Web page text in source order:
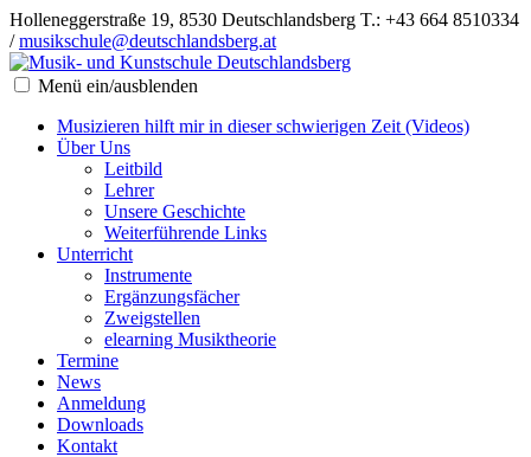
Holleneggerstraße 19, 8530 Deutschlandsberg T.: +43 664 8510334
/musikschule@deutschlandsberg.at
Menü ein/ausblenden
Musizieren hilft mir in dieser schwierigen Zeit (Videos)
Über Uns
Leitbild
Lehrer
Unsere Geschichte
Weiterführende Links
Unterricht
Instrumente
Ergänzungsfächer
Zweigstellen
elearning Musiktheorie
Termine
News
Anmeldung
Downloads
Kontakt